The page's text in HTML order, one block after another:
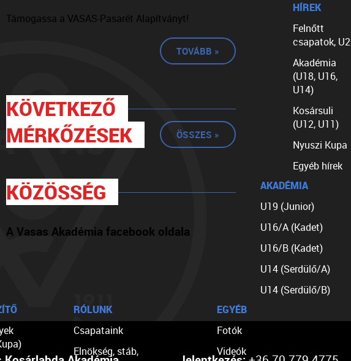
Támogassa a VASAS-Pasarét Alapítványt!
TOVÁBB »
KÖVETKEZŐ
MÉRKŐZÉSEK
ÖSSZES »
KÖZÖSSÉG
A Vasas Akadémia facebook oldala
HÍREK
Felnőtt
csapatok,
Akadémia
(U18, U16,
U14)
Kosársuli
(U12, U11)
Nyuszi Kupa
Egyéb hírek
AKADÉMIA
U19 (Junior)
U16/A (Kadet)
U16/B (Kadet)
U14 (Serdülő/A)
U14 (Serdülő/B)
RÓLUNK
Csapataink
Elnökség, stáb,
EGYÉB
Fotók
Videók